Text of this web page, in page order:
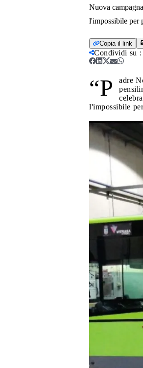
Nuova
l'impossibile per
Copia il link
Condividi su :
“P
adre
l'impossibile